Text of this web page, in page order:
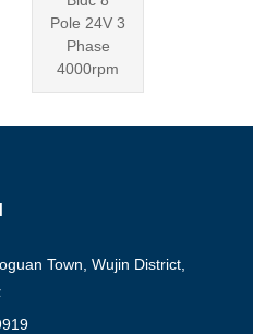
Pole 24V 3
Phase
4000rpm
Town, Wujin District,